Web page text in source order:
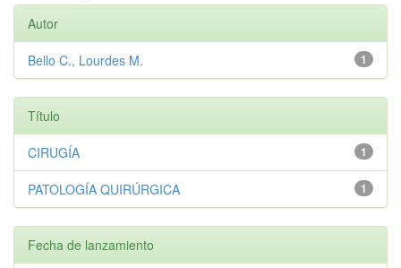
Autor
1
Bello C., Lourdes M.
Título
1
CIRUGÍA
1
PATOLOGÍA QUIRÚRGICA
Fecha de lanzamiento